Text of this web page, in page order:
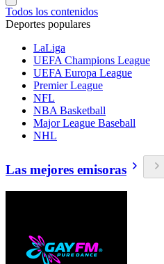
Todos los contenidos
Deportes populares
LaLiga
UEFA Champions League
UEFA Europa League
Premier League
NFL
NBA Basketball
Major League Baseball
NHL
Las mejores emisoras